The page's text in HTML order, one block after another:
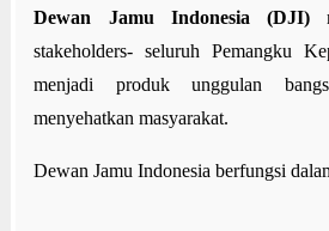
Dewan Jamu Indonesia (DJI)
stakeholders- seluruh Pemangku
menjadi produk unggulan
menyehatkan masyarakat.
Dewan Jamu Indonesia berfungsi